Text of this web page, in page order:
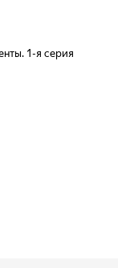
1-я серия